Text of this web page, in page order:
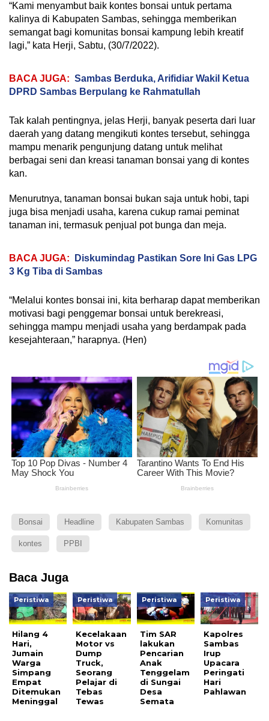
“Kami menyambut baik kontes bonsai untuk pertama
kalinya di Kabupaten Sambas, sehingga memberikan
semangat bagi komunitas bonsai kampung lebih kreatif
lagi,” kata Herji, Sabtu, (30/7/2022).
BACA JUGA: Sambas Berduka, Arifidiar Wakil Ketua
DPRD Sambas Berpulang ke Rahmatullah
Tak kalah pentingnya, jelas Herji, banyak peserta dari luar
daerah yang datang mengikuti kontes tersebut, sehingga
mampu menarik pengunjung datang untuk melihat
berbagai seni dan kreasi tanaman bonsai yang di kontes
kan.
Menurutnya, tanaman bonsai bukan saja untuk hobi, tapi
juga bisa menjadi usaha, karena cukup ramai peminat
tanaman ini, termasuk penjual pot bunga dan meja.
BACA JUGA:
Diskumindag Pastikan Sore Ini Gas LPG
3 Kg Tiba di Sambas
“Melalui kontes bonsai ini, kita berharap dapat memberikan
motivasi bagi penggemar bonsai untuk berekreasi,
sehingga mampu menjadi usaha yang berdampak pada
kesejahteraan,” harapnya. (Hen)
Bonsai Headline Kabupaten Sambas Komunitas
kontes PPBI
Baca Juga
Peristiwa
Hilang 4
Hari,
Jumain
Warga
Simpang
Empat
Ditemukan
Meninggal
Peristiwa
Kecelakaan
Motor vs
Dump
Truck,
Seorang
Pelajar di
Tebas
Tewas
Peristiwa
Tim SAR
lakukan
Pencarian
Anak
Tenggelam
di Sungai
Desa
Semata
Peristiwa
Kapolres
Sambas
Irup
Upacara
Peringati
Hari
Pahlawan